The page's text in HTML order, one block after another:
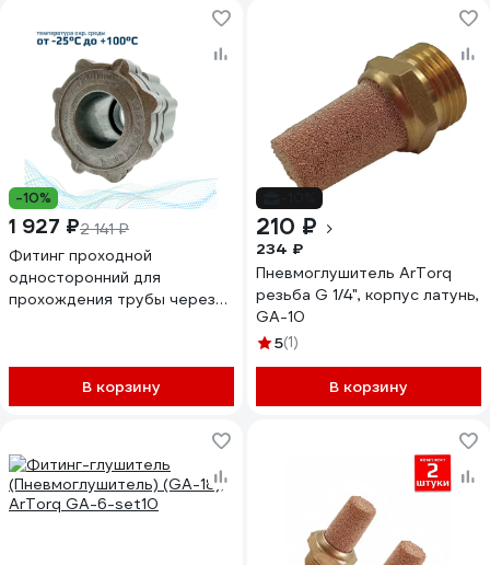
-10%
1 927 ₽2 141 ₽
Фитинг проходной
односторонний для
прохождения трубы через
В корзину
210 ₽
234 ₽
Пневмоглушитель ArTorq
резьба G 1/4", корпус латунь,
GA-10
5(1)
В корзину